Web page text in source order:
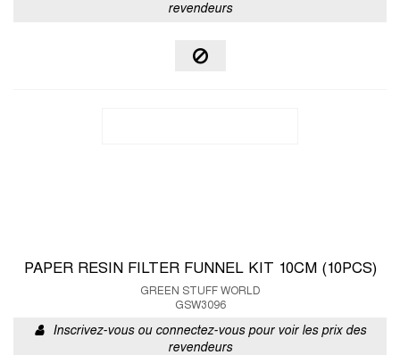
revendeurs
PAPER RESIN FILTER FUNNEL KIT 10CM (10PCS)
GREEN STUFF WORLD
GSW3096
Inscrivez-vous ou connectez-vous pour voir les prix des
revendeurs